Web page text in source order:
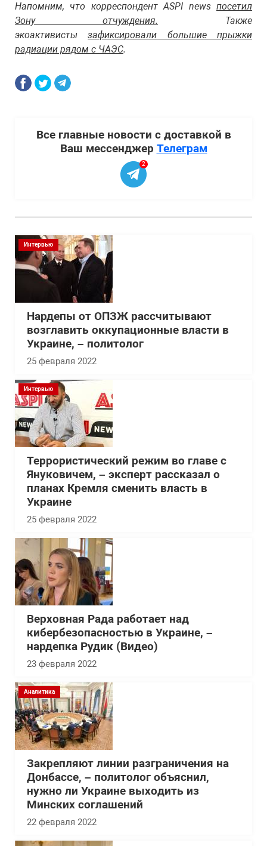
Напомним, что корреспондент ASPI news посетил
Зону отчуждения.
Также
экоактивистызафиксировали большие прыжки
радиации рядом с ЧАЭС.
Все главные новости с доставкой в
Ваш мессенджер Телеграм
2
Интервью
Нардепы от ОПЗЖ рассчитывают
возглавить оккупационные власти в
Украине, – политолог
25 февраля 2022
Интервью
Террористический режим во главе с
Януковичем, – эксперт рассказал о
планах Кремля сменить власть в
Украине
25 февраля 2022
Верховная Рада работает над
кибербезопасностью в Украине, –
нардепка Рудик (Видео)
23 февраля 2022
Аналитика
Закрепляют линии разграничения на
Донбассе, – политолог объяснил,
нужно ли Украине выходить из
Минских соглашений
22 февраля 2022